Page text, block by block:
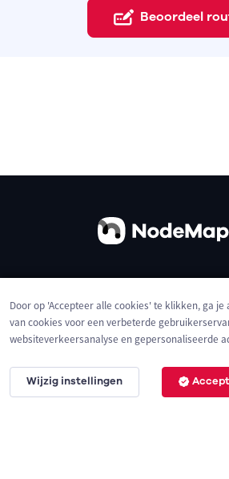
Beoordeel
Privacybeleid
Door op 'Accepteer alle cookies' te klikken, ga
van cookies voor een verbeterde
websiteverkeersanalyse en gepersonaliseerde
Wijzig instellingen